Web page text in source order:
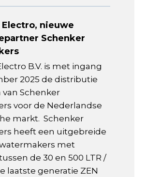
Electro, nieuwe
Schenker
B.V. is met ingang
2025 de distributie
Schenker
voor de Nederlandse
markt. Schenker
heeft een uitgebreide
met
de 30 en 500 LTR /
laatste generatie ZEN